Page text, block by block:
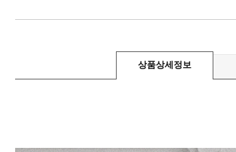
상품상세정보